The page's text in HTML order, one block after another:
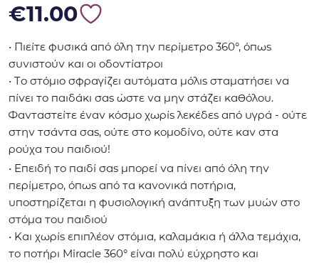
€11.00
• Πιείτε φυσικά από όλη την περίμετρο 360°, όπως
συνιστούν και οι οδοντίατροι
• Το στόμιο σφραγίζει αυτόματα μόλις σταματήσει να
πίνει το παιδάκι σας ώστε να μην στάζει καθόλου.
Φανταστείτε έναν κόσμο χωρίς λεκέδες από υγρά - ούτε
στην τσάντα σας, ούτε στο κομοδίνο, ούτε καν στα
ρούχα του παιδιού!
• Επειδή το παιδί σας μπορεί να πίνει από όλη την
περίμετρο, όπως από τα κανονικά ποτήρια,
υποστηρίζεται η φυσιολογική ανάπτυξη των μυών στο
στόμα του παιδιού
• Και χωρίς επιπλέον στόμια, καλαμάκια ή άλλα τεμάχια,
το ποτήρι Miracle 360° είναι πολύ εύχρηστο και